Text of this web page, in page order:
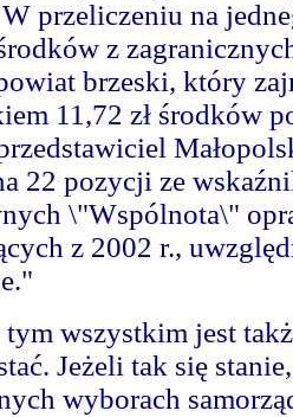
przeliczeniu na
z
brzeski, który
11,72 zł środków
22 pozycji ze
\"Wspólnota\"
z 2002 r.,
tym wszystkim jest
Jeżeli tak się
wyborach